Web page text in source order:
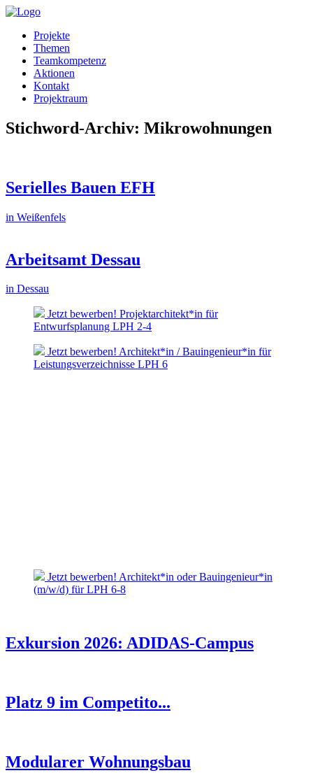
Projekte
Themen
Teamkompetenz
Aktionen
Kontakt
Projektraum
Stichword-Archiv: Mikrowohnungen
Serielles Bauen EFH
in Weißenfels
Arbeitsamt Dessau
in Dessau
Jetzt bewerben! Projektarchitekt*in für
Entwurfsplanung LPH 2-4
Jetzt bewerben! Architekt*in / Bauingenieur*in für
Leistungsverzeichnisse LPH 6
Jetzt bewerben! Architekt*in oder Bauingenieur*in
(m/w/d) für LPH 6-8
Exkursion 2026: ADIDAS-Campus
Platz 9 im Competito...
Modularer Wohnungsbau